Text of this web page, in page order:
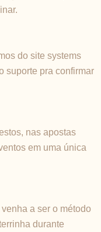
do site systems
suporte pra confirmar
nas apostas
em uma única
a ser o método
durante